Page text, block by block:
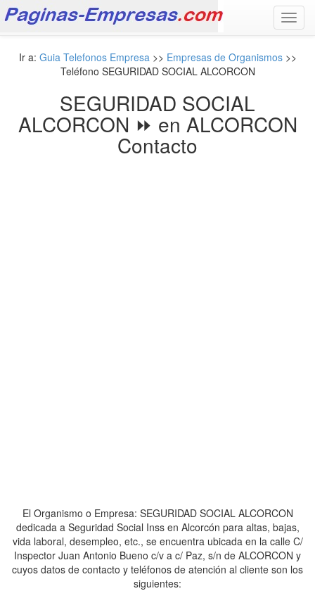
Ir a: Guia Telefonos Empresa>> Empresas de Organismos>>
Teléfono SEGURIDAD SOCIAL ALCORCON
SEGURIDAD SOCIAL
ALCORCON ⏩ en ALCORCON
Contacto
El Organismo o Empresa: SEGURIDAD SOCIAL ALCORCON
dedicada a Seguridad Social Inss en Alcorcón para altas, bajas,
vida laboral, desempleo, etc., se encuentra ubicada en la calle C/
Inspector Juan Antonio Bueno c/v a c/ Paz, s/n de ALCORCON y
cuyos datos de contacto y teléfonos de atención al cliente son los
siguientes: